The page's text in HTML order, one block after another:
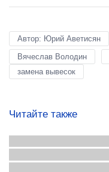
Автор: Юрий Аветисян
Вячеслав Володин
замена вывесок
Читайте также